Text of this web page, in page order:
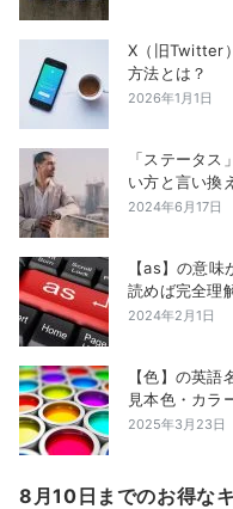
X（旧Twitter
方法とは？
2026年1月1日
「ステータ
い方と言い換
2024年6月17日
【as】の意
読めば完全理
2024年2月1日
【色】の英
見本色・カラ
2025年3月23日
8月10日までのお得な